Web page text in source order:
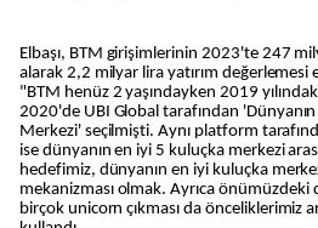
Elbaşı, BTM girişimlerinin 2023'te 247
alarak 2,2 milyar lira yatırım değerlemesi
"BTM henüz 2 yaşındayken 2019
2020'de UBI Global tarafından 'Dünyanın
Merkezi' seçilmişti. Aynı platform
ise dünyanın en iyi 5 kuluçka merkezi
hedefimiz, dünyanın en iyi kuluçka
mekanizması olmak. Ayrıca
birçok unicorn çıkması da önceliklerimiz